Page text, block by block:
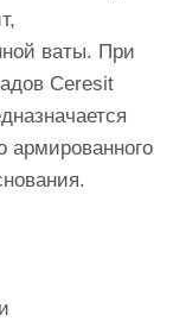
ваты. При
Ceresit
армированного